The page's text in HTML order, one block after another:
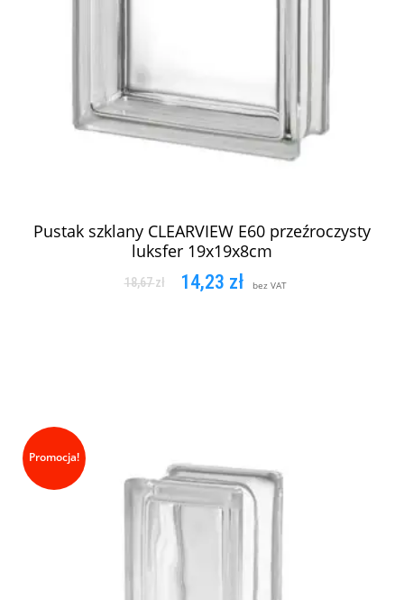
Pustak szklany CLEARVIEW E60 przeźroczysty
luksfer 19x19x8cm
18,67zł 14,23 zł bez VAT
Promocja!